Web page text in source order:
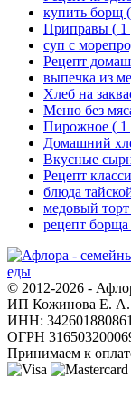
купить борщ
Приправы ( 1
суп с
Рецепт
выпечка из
Хлеб на
Меню без
Пирожное ( 1
Домашний
Вкусные
Рецепт
блюда
медовый торт
рецепт борща
© 2012-2026 -
ИП Кожинова Е. А.
ИНН: 342601880861
ОГРН
Принимаем к